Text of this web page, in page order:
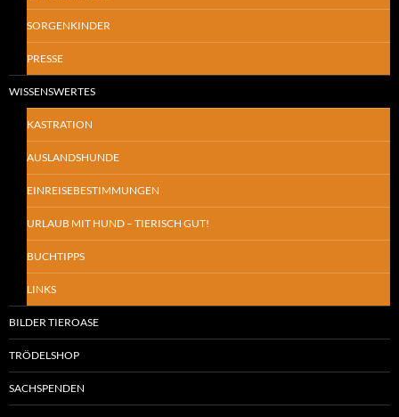
SORGENKINDER
PRESSE
WISSENSWERTES
KASTRATION
AUSLANDSHUNDE
EINREISEBESTIMMUNGEN
URLAUB MIT HUND – TIERISCH GUT!
BUCHTIPPS
LINKS
BILDER TIEROASE
TRÖDELSHOP
SACHSPENDEN